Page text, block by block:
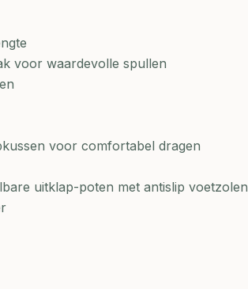
voor waardevolle spullen
voor comfortabel dragen
uitklap-poten met antislip voetzolen